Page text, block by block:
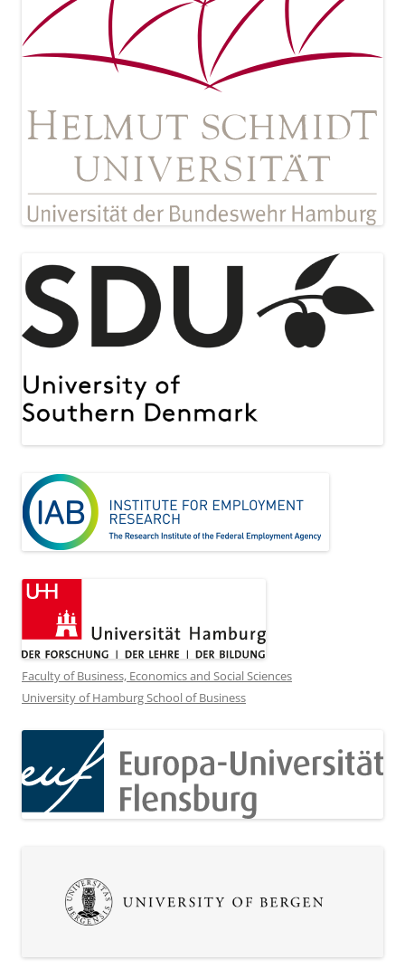
Faculty of Business, Economics and Social Sciences
University of Hamburg School of Business